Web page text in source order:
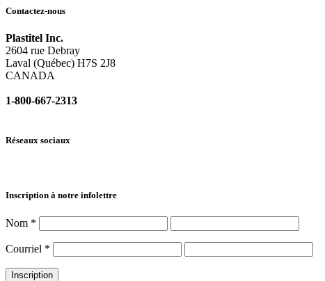
Contactez-nous
Plastitel Inc.
2604 rue Debray
Laval (Québec) H7S 2J8
CANADA
1-800-667-2313
Réseaux sociaux
Inscription à notre infolettre
Nom *
Courriel *